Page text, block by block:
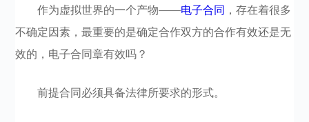
作为虚拟世界的一个产物——电子合同 ，存在着很多
不确定因素，最重要的是确定合作双方的合作有效还是无
效的，电子合同章有效吗？
前提合同必须具备法律所要求的形式。